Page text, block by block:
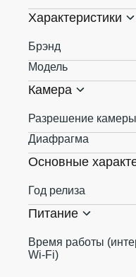
Характеристики
Брэнд
Модель
Камера
Разрешение камеры
Диафрагма
Основные
Год релиза
Питание
Время работы
Wi-Fi)